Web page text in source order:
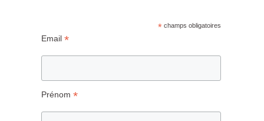
* champs obligatoires
Email *
Prénom *